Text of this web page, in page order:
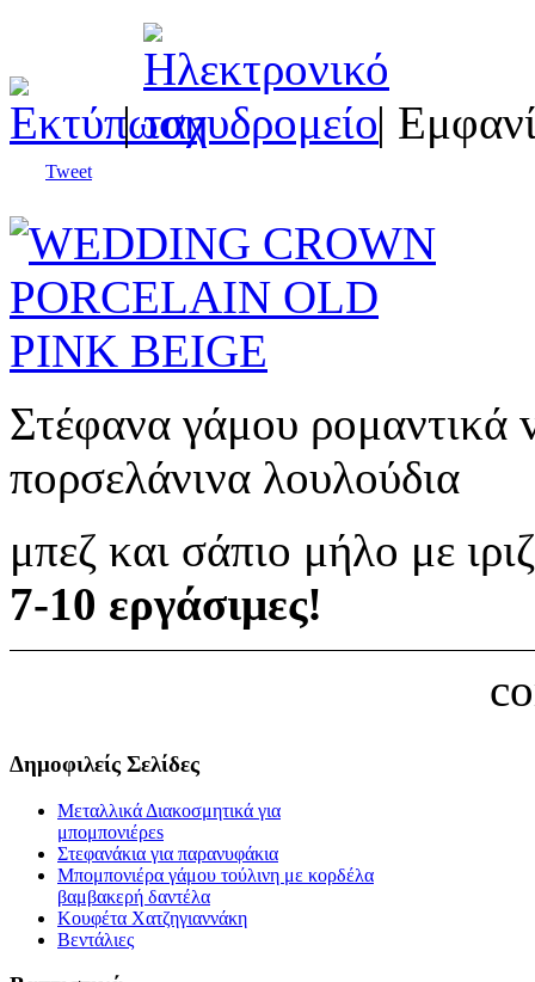
| |
Tweet
Στέφανα γάμου ρομαντικά
πορσελάνινα λουλούδια
μπεζ και σάπιο μήλο με
7-10 εργάσιμες!
Δημοφιλείς Σελίδες
Μεταλλικά Διακοσμητικά για
μπομπονιέρεs
Στεφανάκια για παρανυφάκια
Μπομπονιέρα γάμου τούλινη με κορδέλα
βαμβακερή δαντέλα
Κουφέτα Χατζηγιαννάκη
Βεντάλιες